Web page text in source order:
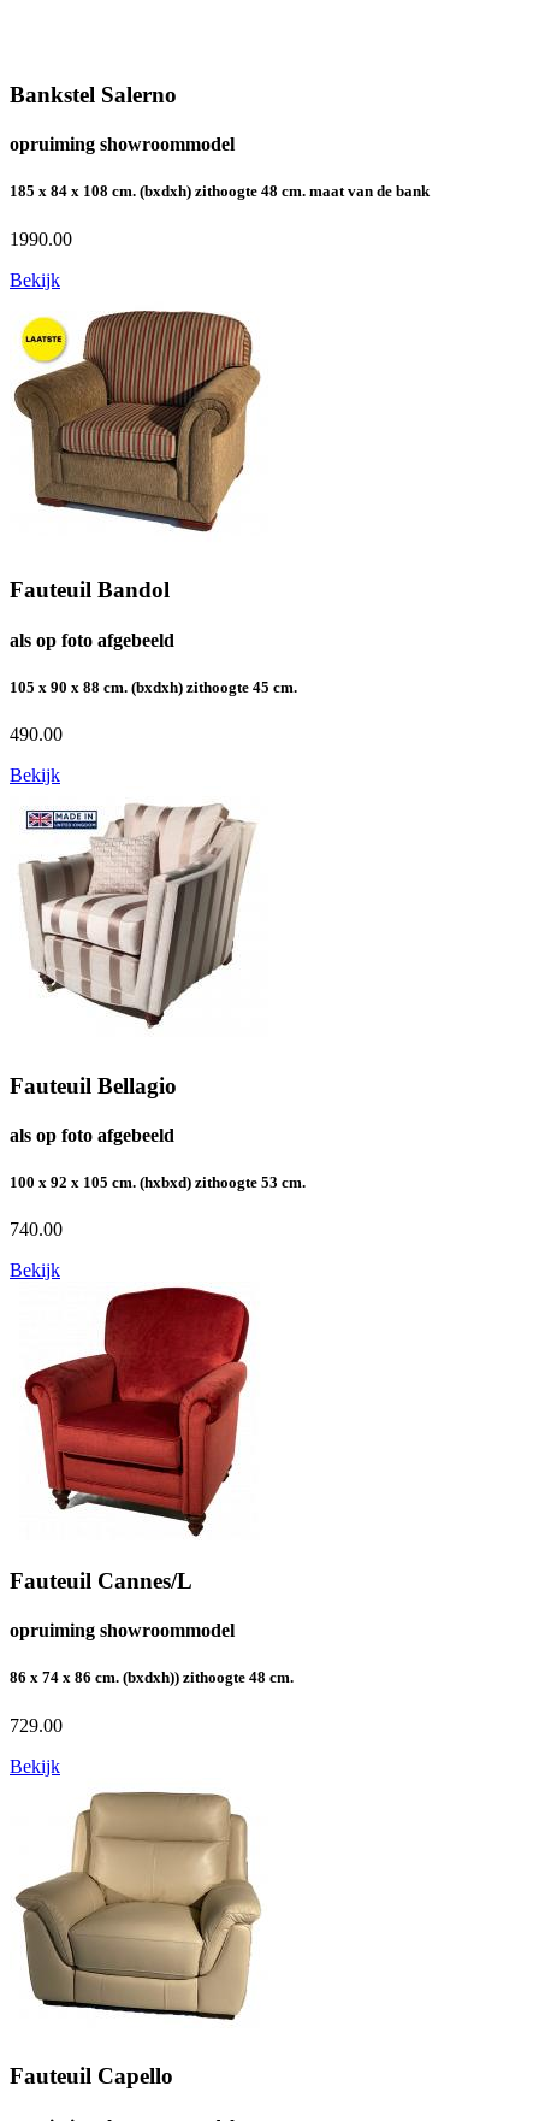
Bankstel Salerno
opruiming showroommodel
185 x 84 x 108 cm. (bxdxh) zithoogte 48 cm. maat van de bank
1990.00
Bekijk
Fauteuil Bandol
als op foto afgebeeld
105 x 90 x 88 cm. (bxdxh) zithoogte 45 cm.
490.00
Bekijk
Fauteuil Bellagio
als op foto afgebeeld
100 x 92 x 105 cm. (hxbxd) zithoogte 53 cm.
740.00
Bekijk
Fauteuil Cannes/L
opruiming showroommodel
86 x 74 x 86 cm. (bxdxh)) zithoogte 48 cm.
729.00
Bekijk
Fauteuil Capello